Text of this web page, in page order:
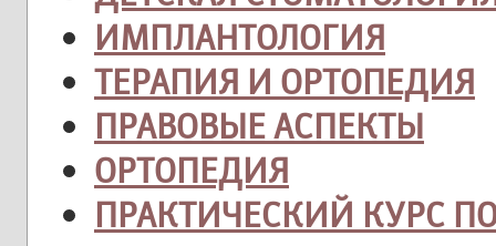
ИМПЛАНТОЛОГИЯ
ТЕРАПИЯ И ОРТОПЕДИЯ
ПРАВОВЫЕ АСПЕКТЫ
ОРТОПЕДИЯ
ПРАКТИЧЕСКИЙ КУРС